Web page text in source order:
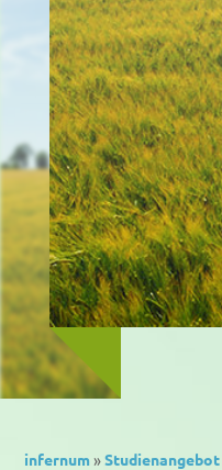
infernum»Studienangebot